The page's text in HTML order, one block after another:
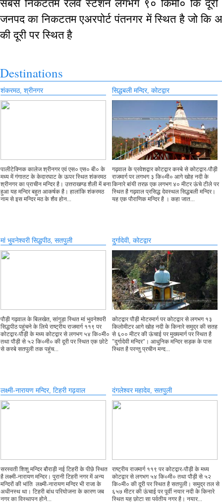
सबसे निकटतम रेलवे स्टेशन लगभग ९० किमी० कि दूरी
जनपद का निकटतम एअरपोर्ट पंतनगर में स्थित है जो कि
की दूरी पर स्थित है
Destinations
शंकरमठ, श्रीनगर
पालीटेक्निक कालेज श्रीनगर एवं एस० एस० बी० के
मध्य में गंगातट के केदारघाट के ऊपर स्थित शंकरमठ
श्रीनगर का प्राचीन मन्दिर है। उत्तराखण्ड शैली में बना
हुआ यह मन्दिर बहुत आकर्षक है। हालांकि शंकरमठ
नाम से इस मन्दिर मठ के शैव होन...
सिद्धबली मन्दिर, कोटद्वार
गढ़वाल के प्रवेशद्वार कोटद्वार कस्बे से कोटद्वार-पौड़ी
राजमार्ग पर लगभग ३ कि०मी० आगे खोह नदी के
किनारे बांयी तरफ़ एक लगभग ४० मीटर ऊंचे टीले पर
स्थित है गढ़वाल प्रसिद्ध देवस्थल सिद्धबली मन्दिर।
यह एक पौराणिक मन्दिर है । कहा जात...
मां भुवनेश्वरी सिद्धपीठ, सतपुली
पौड़ी गढ़वाल के बिलखेत, सांगुड़ा स्थित मां भुवनेश्वरी
सिद्धपीठ पहुंचने के लिये राष्ट्रीय राजमार्ग ११९ पर
कोटद्वार-पौड़ी के मध्य कोटद्वार से लगभग ५४ कि०मी०
तथा पौड़ी से ५२ कि०मी० की दूरी पर स्थित एक छोटे
से कस्बे सतपुली तक पहुंच...
दुर्गादेवी, कोटद्वार
कोटद्वार पौड़ी मोटरमार्ग पर कोटद्वार से लगभग १३
किलोमीटर आगे खोह नदी के किनारे समुद्र की सतह
से ६०० मीटर की ऊंचाई पर मुख्यमार्ग पर स्थित है
"दुर्गादेवी मन्दिर"। आधुनिक मन्दिर सड़क के पास
स्थित है परन्तु प्रचीन मन्द...
लक्ष्मी-नारायण मन्दिर, टिहरी गढ़वाल
सरस्वती शिशु मन्दिर बौराड़ी नई टिहरी के पीछे स्थित
है लक्ष्मी-नारायण मन्दिर। पुरानी टिहरी नगर में अन्य
मन्दिरों की भांति लक्ष्मी-नारायण मन्दिर भी राजा के
अधीनस्थ था। टिहरी बांध परियोजना के कारण जब
नगर का विस्थापन होने...
दंगलेश्वर महादेव, सतपुली
राष्ट्रीय राजमार्ग ११९ पर कोटद्वार-पौड़ी के मध्य
कोटद्वार से लगभग ५४ कि०मी० तथा पौड़ी से ५२
कि०मी० की दूरी पर स्थित है सतपुली। समुद्र तल से
६५७ मीटर की ऊंचाई पर पूर्वी नयार नदी के किनारे
स्थित यह छोटा सा पर्वतीय नगर है। नयार...